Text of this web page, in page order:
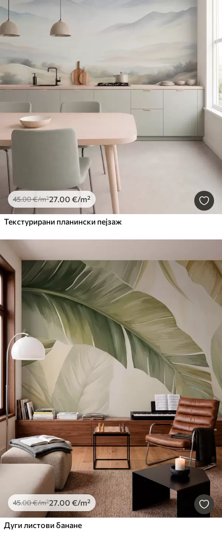
45.00€/m²27.00 €/m²
Текстурирани планински пејзаж
45.00€/m²27.00 €/m²
Дуги листови банане